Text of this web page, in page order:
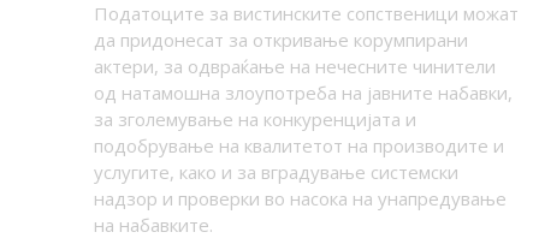
Податоците за вистинските сопственици можат
да придонесат за откривање корумпирани
актери, за одвраќање на нечесните чинители
од натамошна злоупотреба на јавните набавки,
за зголемување на конкуренцијата и
подобрување на квалитетот на производите и
услугите, како и за вградување системски
надзор и проверки во насока на унапредување
на набавките.